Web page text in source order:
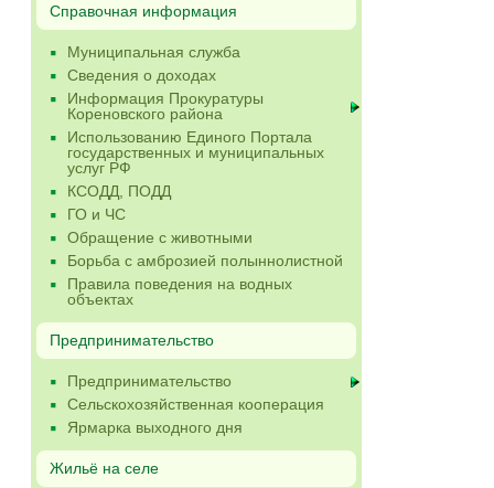
Справочная информация
Муниципальная служба
Сведения о доходах
Информация Прокуратуры
Кореновского района
Использованию Единого Портала
государственных и муниципальных
услуг РФ
КСОДД, ПОДД
ГО и ЧС
Обращение с животными
Борьба с амброзией полыннолистной
Правила поведения на водных
объектах
Предпринимательство
Предпринимательство
Сельскохозяйственная кооперация
Ярмарка выходного дня
Жильё на селе